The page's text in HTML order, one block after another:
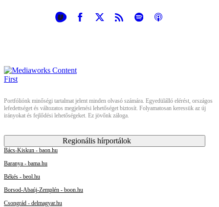
Portfóliónk minőségi tartalmat jelent minden olvasó számára. Egyedülálló elérést, országos
lefedettséget és változatos megjelenési lehetőséget biztosít. Folyamatosan keressük az új
irányokat és fejlődési lehetőségeket. Ez jövőnk záloga.
Regionális hírportálok
Bács-Kiskun - baon.hu
Baranya - bama.hu
Békés - beol.hu
Borsod-Abaúj-Zemplén - boon.hu
Csongrád - delmagyar.hu